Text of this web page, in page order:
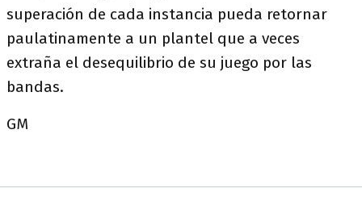
superación de cada instancia pueda retornar
paulatinamente a un plantel que a veces
extraña el desequilibrio de su juego por las
bandas.
GM